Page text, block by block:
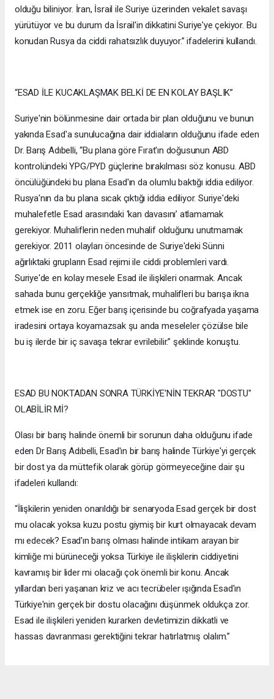
olduğu biliniyor. İran, İsrail ile Suriye üzerinden vekalet savaşı
yürütüyor ve bu durum da İsrail'in dikkatini Suriye'ye çekiyor. Bu
konudan Rusya da ciddi rahatsızlık duyuyor.” ifadelerini kullandı.
“ESAD İLE KUCAKLAŞMAK BELKİ DE EN KOLAY BAŞLIK”
Suriye'nin bölünmesine dair ortada bir plan olduğunu ve bunun
yakında Esad'a sunulucağına dair iddiaların olduğunu ifade eden
Dr. Barış Adıbelli, “Bu plana göre Fırat'ın doğusunun ABD
kontrolündeki YPG/PYD güçlerine bırakılması söz konusu. ABD
öncülüğündeki bu plana Esad'ın da olumlu baktığı iddia ediliyor.
Rusya'nın da bu plana sıcak çıktığı iddia ediliyor. Suriye'deki
muhalefetle Esad arasındaki ‘kan davasını’ atlamamak
gerekiyor. Muhaliflerin neden muhalif olduğunu unutmamak
gerekiyor. 2011 olayları öncesinde de Suriye'deki Sünni
ağırlıktaki grupların Esad rejimi ile ciddi problemleri vardı.
Suriye'de en kolay mesele Esad ile ilişkileri onarmak. Ancak
sahada bunu gerçekliğe yansıtmak, muhalifleri bu barışa ikna
etmek ise en zoru. Eğer barış içerisinde bu coğrafyada yaşama
iradesini ortaya koyamazsak şu anda meseleler çözülse bile
bu iş ilerde bir iç savaşa tekrar evrilebilir.” şeklinde konuştu.
ESAD BU NOKTADAN SONRA TÜRKİYE'NİN TEKRAR "DOSTU"
OLABİLİR Mİ?
Olası bir barış halinde önemli bir sorunun daha olduğunu ifade
eden Dr Barış Adıbelli, Esad'ın bir barış halinde Türkiye'yi gerçek
bir dost ya da müttefik olarak görüp görmeyeceğine dair şu
ifadeleri kullandı:
“İlişkilerin yeniden onarıldığı bir senaryoda Esad gerçek bir dost
mu olacak yoksa kuzu postu giymiş bir kurt olmayacak devam
mı edecek? Esad'ın barış olması halinde intikam arayan bir
kimliğe mi bürüneceği yoksa Türkiye ile ilişkilerin ciddiyetini
kavramış bir lider mi olacağı çok önemli bir konu. Ancak
yıllardan beri yaşanan kriz ve acı tecrübeler ışığında Esad'ın
Türkiye'nin gerçek bir dostu olacağını düşünmek oldukça zor.
Esad ile ilişkileri yeniden kurarken devletimizin dikkatli ve
hassas davranması gerektiğini tekrar hatırlatmış olalım.”